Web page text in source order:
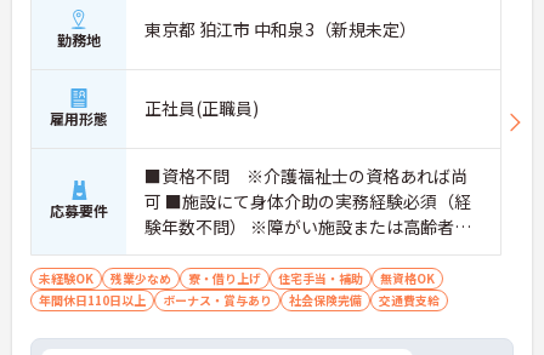
勤務地 東京都 狛江市 中和泉3（新規未定）
雇用形態 正社員(正職員)
応募要件
■資格不問 ※介護福祉士の資格あれば尚
可 ■施設にて身体介助の実務経験必須（経
験年数不問） ※障がい施設または高齢者施
設での勤務経験あれば尚可
未経験OK 残業少なめ 寮・借り上げ 住宅手当・補助
無資格OK
年間休日110日以上
ボーナス・賞与あり 社会保険完備 交通費支給